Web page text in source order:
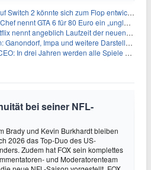
Switch 2 könnte sich zum Flop entwickeln
GTA 6 für 80 Euro ein „unglaubliches Schnäppchen“
angeblich Laufzeit der neuen Gameplay-Präsentation
Impa und weitere Darsteller sollen feststehen
In drei Jahren werden alle Spiele gestreamt
bei seiner NFL-
Brady und Kevin Burkhardt bleiben
2026 das Top-Duo des US-
Zudem hat FOX sein komplettes
und Moderatorenteam